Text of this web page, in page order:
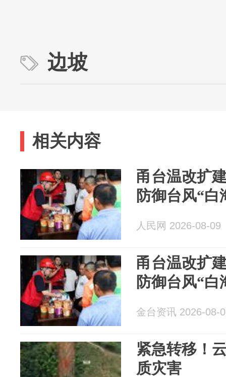
边坡
相关内容
甬台温改扩
防御台风“白
人民网 2026-08-09
甬台温改扩
防御台风“白
金台资讯 2026-08-
紧急转移！
质灾害